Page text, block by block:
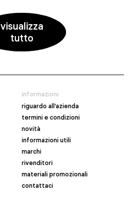
visualizza
tutto
informazioni
riguardo all’azienda
termini e condizioni
novità
informazioni utili
marchi
rivenditori
materiali promozionali
contattaci